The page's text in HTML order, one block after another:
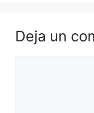
Deja un